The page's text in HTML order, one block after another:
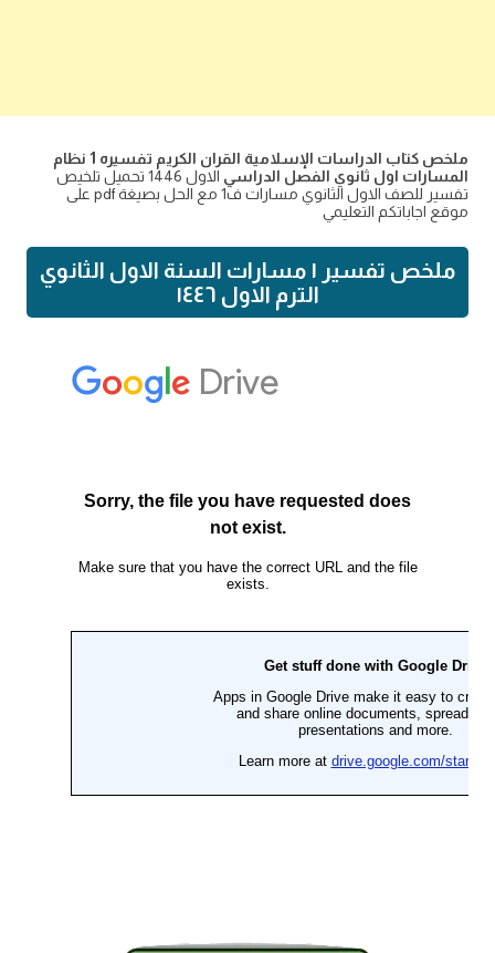
ملخص كتاب الدراسات الإسلامية القران الكريم تفسيره 1 نظام
المسارات اول ثانوي الفصل الدراسي
الاول 1446 تحميل تلخيص
تفسير للصف الاول الثانوي مسارات ف1 مع الحل بصيغة pdf على
موقع اجاباتكم التعليمي
ملخص تفسير ١ مسارات السنة الاول الثانوي
الترم الاول ١٤٤٦